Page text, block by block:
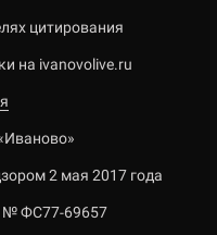
цитирования
на ivanovolive.ru
2 мая 2017 года
№ ФС77-69657